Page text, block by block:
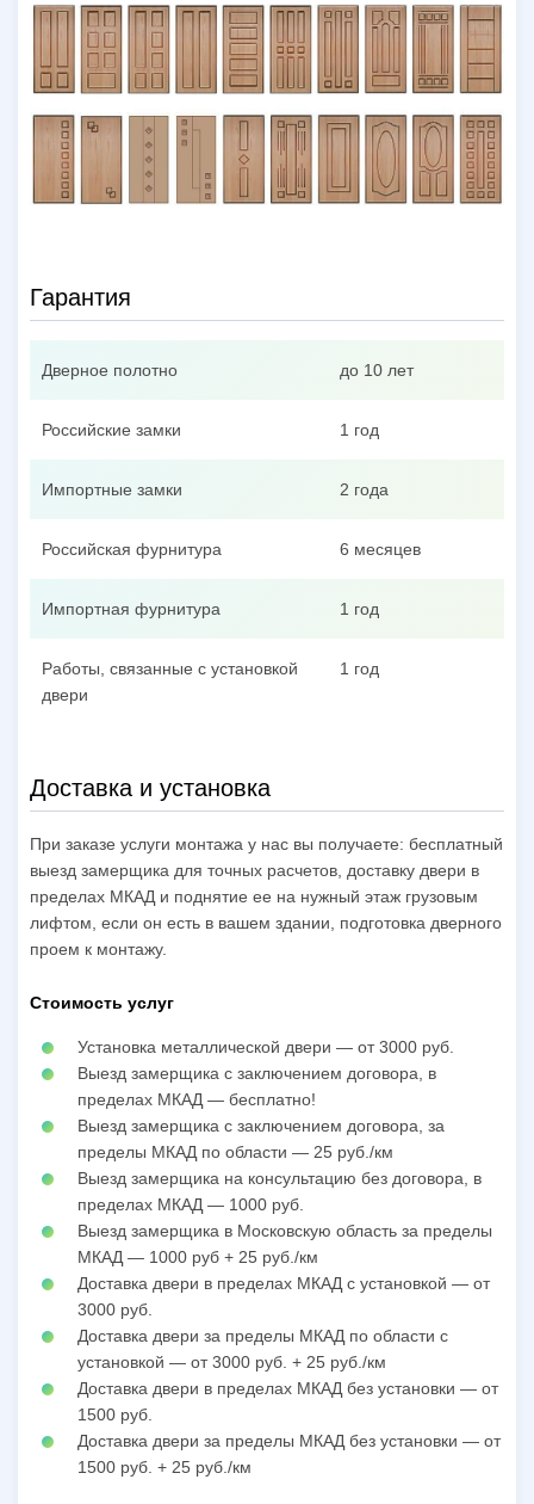
Гарантия
Дверное полотно до 10 лет
Российские замки 1 год
Импортные замки 2 года
Российская фурнитура 6 месяцев
Импортная фурнитура 1 год
Работы, связанные с установкой
двери
1 год
Доставка и установка
При заказе услуги монтажа у нас вы получаете: бесплатный
выезд замерщика для точных расчетов, доставку двери в
пределах МКАД и поднятие ее на нужный этаж грузовым
лифтом, если он есть в вашем здании, подготовка дверного
проем к монтажу.
Стоимость услуг
Установка металлической двери — от 3000 руб.
Выезд замерщика с заключением договора, в
пределах МКАД — бесплатно!
Выезд замерщика с заключением договора, за
пределы МКАД по области — 25 руб./км
Выезд замерщика на консультацию без договора, в
пределах МКАД — 1000 руб.
Выезд замерщика в Московскую область за пределы
МКАД — 1000 руб + 25 руб./км
Доставка двери в пределах МКАД с установкой — от
3000 руб.
Доставка двери за пределы МКАД по области с
установкой — от 3000 руб. + 25 руб./км
Доставка двери в пределах МКАД без установки — от
1500 руб.
Доставка двери за пределы МКАД без установки — от
1500 руб. + 25 руб./км